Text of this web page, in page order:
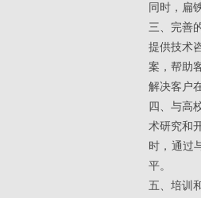
同时，扁
三、完善
提供技术
案，帮助
解决客户
四、与高
术研究和
时，通过
平。
五、培训